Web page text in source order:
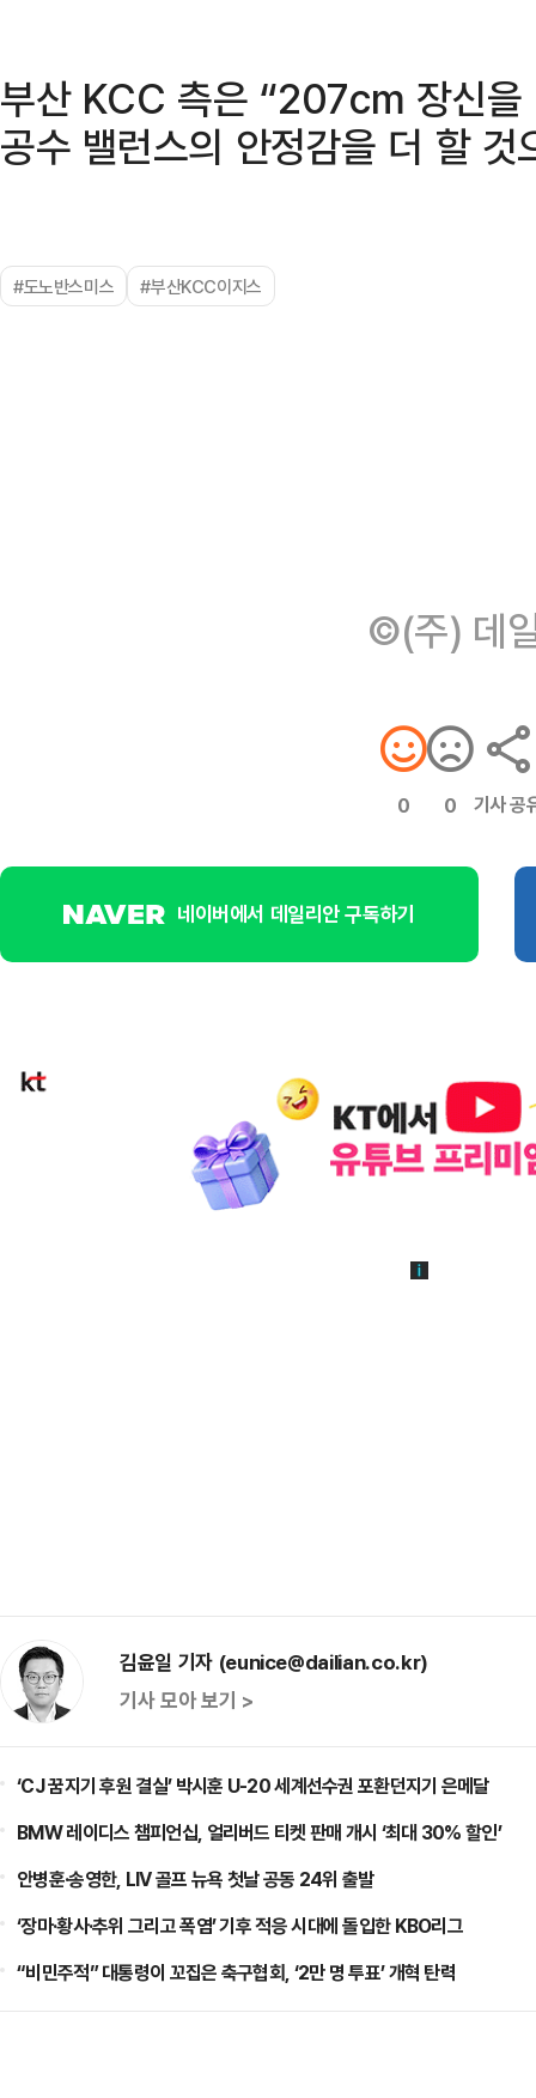
부산 KCC 측은 “207cm 장신을
공수 밸런스의 안정감을 더 할
#도노반스미스 #부산KCC이지스
©(주) 데
0 0 기사 공
네이버에서 데일리안 구독하기
김윤일 기자 (eunice@dailian.co.kr)
기사 모아 보기 >
‘CJ 꿈지기 후원 결실’ 박시훈 U-20 세계선수권 포환던지기 은메달
BMW 레이디스 챔피언십, 얼리버드 티켓 판매 개시 ‘최대 30% 할인’
안병훈·송영한, LIV 골프 뉴욕 첫날 공동 24위 출발
‘장마·황사·추위 그리고 폭염’ 기후 적응 시대에 돌입한 KBO리그
“비민주적” 대통령이 꼬집은 축구협회, ‘2만 명 투표’ 개혁 탄력